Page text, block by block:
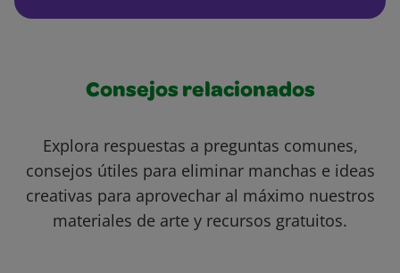
Consejos relacionados
Explora respuestas a preguntas comunes,
consejos útiles para eliminar manchas e ideas
creativas para aprovechar al máximo nuestros
materiales de arte y recursos gratuitos.